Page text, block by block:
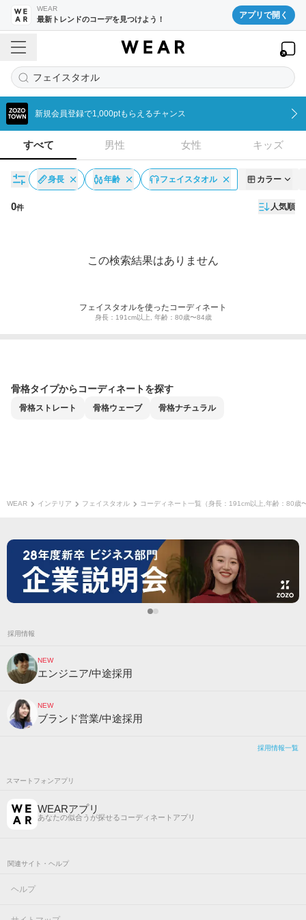
WEAR
最新トレンドのコーデを見つけよう！ アプリで開く
フェイスタオル
新規会員登録で1,000ptもらえるチャンス
すべて 男性 女性 キッズ
身長 年齢 フェイスタオル カラー
0件 人気順
この検索結果はありません
フェイスタオルを使ったコーディネート
身長：191cm以上, 年齢：80歳〜84歳
骨格タイプからコーディネートを探す
骨格ストレート 骨格ウェーブ 骨格ナチュラル
WEAR インテリア フェイスタオル コーディネート一覧（身長：191cm以上,年齢：80歳
採用情報
NEW
エンジニア/中途採用
NEW
ブランド営業/中途採用
採用情報一覧
スマートフォンアプリ
WEARアプリ
あなたの似合うが探せるコーディネートアプリ
関連サイト・ヘルプ
ヘルプ